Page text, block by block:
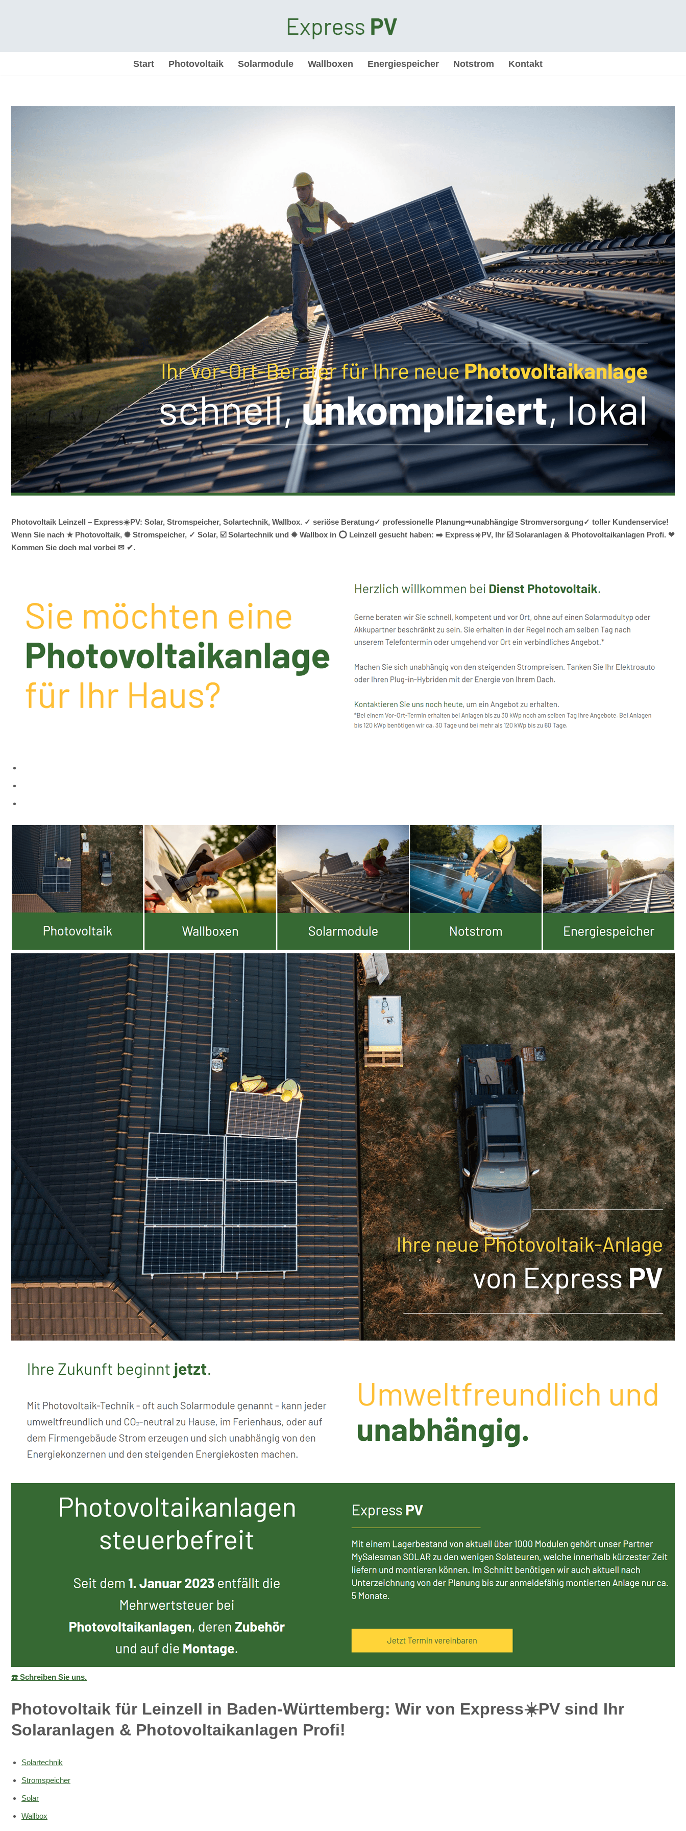
springen
Start Photovoltaik Solarmodule Wallboxen Energiespeicher Notstrom Kontakt
Photovoltaik Leinzell – Express☀️PV️: Solar, Stromspeicher, Solartechnik, Wallbox. ✓ seriöse Beratung✓ professionelle Planung⇒unabhängige Stromversorgung✓ toller Kundenservice!
Wenn Sie nach ★ Photovoltaik, ✺ Stromspeicher, ✓ Solar, ☑️ Solartechnik und ✹ Wallbox in ⭕ Leinzell gesucht haben: ➡️ Express☀️PV️, Ihr ☑️ Solaranlagen & Photovoltaikanlagen Profi. ❤
Kommen Sie doch mal vorbei ✉ ✔.
☎️ Schreiben Sie uns.
Photovoltaik für Leinzell in Baden-Württemberg: Wir von Express☀️PV️ sind Ihr
Solaranlagen & Photovoltaikanlagen Profi!
Solartechnik
Stromspeicher
Solar
Wallbox